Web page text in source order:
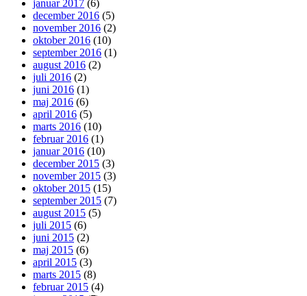
januar 2017 (6)
december 2016 (5)
november 2016 (2)
oktober 2016 (10)
september 2016 (1)
august 2016 (2)
juli 2016 (2)
juni 2016 (1)
maj 2016 (6)
april 2016 (5)
marts 2016 (10)
februar 2016 (1)
januar 2016 (10)
december 2015 (3)
november 2015 (3)
oktober 2015 (15)
september 2015 (7)
august 2015 (5)
juli 2015 (6)
juni 2015 (2)
maj 2015 (6)
april 2015 (3)
marts 2015 (8)
februar 2015 (4)